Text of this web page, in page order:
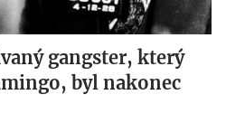
gangster, který
byl nakonec